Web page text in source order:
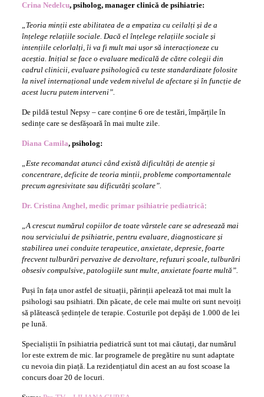
Crina Nedelcu, psiholog, manager clinică de psihiatrie:
„Teoria minții este abilitatea de a empatiza cu ceilalți și de a
înțelege relațiile sociale. Dacă el înțelege relațiile sociale și
intențiile celorlalți, îi va fi mult mai ușor să interacționeze cu
aceștia. Inițial se face o evaluare medicală de către colegii din
cadrul clinicii, evaluare psihologică cu teste standardizate folosite
la nivel internațional unde vedem nivelul de afectare și în funcție de
acest lucru putem interveni”.
De pildă testul Nepsy – care conține 6 ore de testări, împărțile în
sedințe care se desfășoară în mai multe zile.
Diana Camila, psiholog:
„Este recomandat atunci când există dificultăți de atenție și
concentrare, deficite de teoria minții, probleme comportamentale
precum agresivitate sau dificutăți școlare”.
Dr. Cristina Anghel, medic primar psihiatrie pediatrică:
„A crescut numărul copiilor de toate vârstele care se adresează mai
nou serviciului de psihiatrie, pentru evaluare, diagnosticare și
stabilirea unei conduite terapeutice, anxietate, depresie, foarte
frecvent tulburări pervazive de dezvoltare, refuzuri școale, tulburări
obsesiv compulsive, patologiile sunt multe, anxietate foarte multă”.
Puși în fața unor astfel de situații, părinții apelează tot mai mult la
psihologi sau psihiatri. Din păcate, de cele mai multe ori sunt nevoiți
să plătească ședințele de terapie. Costurile pot depăși de 1.000 de lei
pe lună.
Specialiștii în psihiatria pediatrică sunt tot mai căutați, dar numărul
lor este extrem de mic. Iar programele de pregătire nu sunt adaptate
cu nevoia din piață. La rezidențiatul din acest an au fost scoase la
concurs doar 20 de locuri.